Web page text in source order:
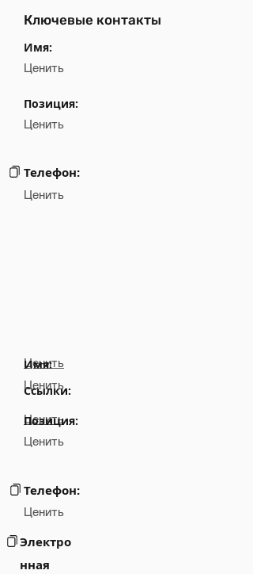
Ключевые контакты
Имя:
Ценить
Позиция:
Ценить
Телефон:
Ценить
Ценить
Ссылки:
Ценить
Имя:
Ценить
Позиция:
Ценить
Телефон:
Ценить
Электро
нная